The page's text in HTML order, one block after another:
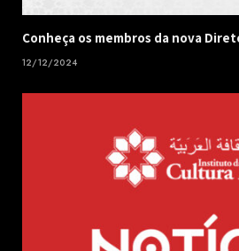
Conheça os membros da nova
12/12/2024